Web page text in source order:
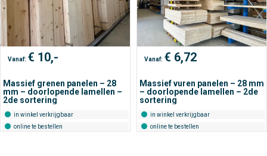
Vanaf: € 10,-
Massief grenen panelen – 28
mm – doorlopende lamellen –
2de sortering
in winkel verkrijgbaar
online te bestellen
Vanaf: € 6,72
Massief vuren panelen – 28 mm
– doorlopende lamellen – 2de
sortering
in winkel verkrijgbaar
online te bestellen